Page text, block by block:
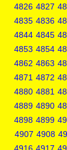
4826 4827
4835 4836
4844 4845
4853 4854
4862 4863
4871 4872
4880 4881
4889 4890
4898 4899
4907 4908